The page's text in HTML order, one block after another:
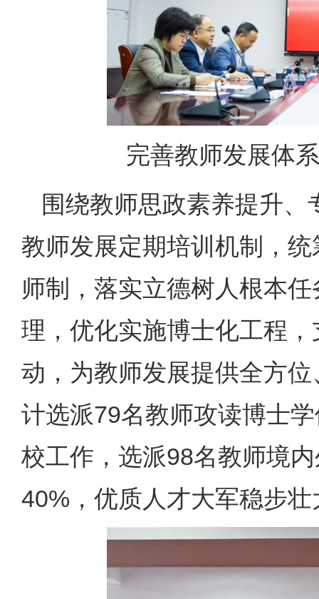
完善教师发展体
围绕教师思政素养提升
教师发展定期培训机制，
师制，落实立德树人根本
理，优化实施博士化工程
动，为教师发展提供全方位
计选派79名教师攻读博士
校工作，选派98名教师境
40%，优质人才大军稳步壮